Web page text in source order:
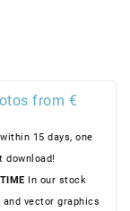
from €
within 15 days, one
download!
In our stock
vector graphics